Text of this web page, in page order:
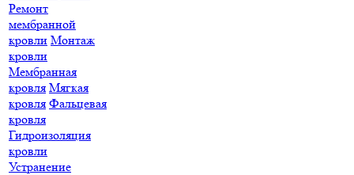
Ремонт
мембранной
кровли Монтаж
кровли
Мембранная
кровля Мягкая
кровля Фальцевая
кровля
Гидроизоляция
кровли
Устранение